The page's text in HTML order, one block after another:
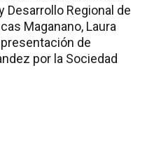
Desarrollo Regional de
Maganano, Laura
de
por la Sociedad